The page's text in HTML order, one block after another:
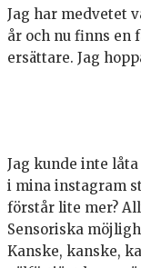
Jag har medvetet
år och nu finns en
ersättare. Jag
Jag kunde inte
i mina instagram
förstår lite mer?
Sensoriska
Kanske, kanske,